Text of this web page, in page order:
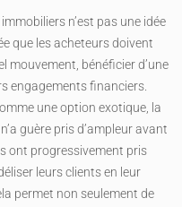
n’est pas une idée
que les acheteurs doivent
mouvement, bénéficier d’une
engagements financiers.
une option exotique, la
guère pris d’ampleur avant
ont progressivement pris
leurs clients en leur
permet non seulement de